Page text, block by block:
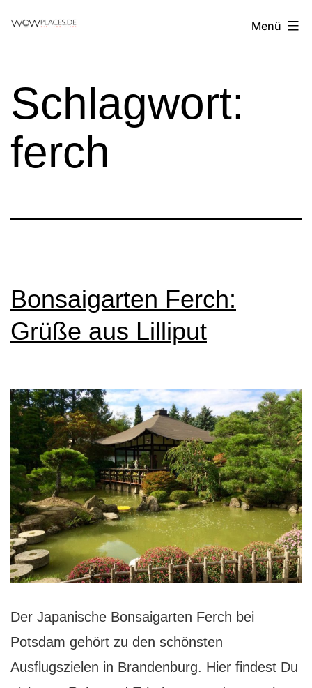
Reiseblog
Menü
Schlagwort:
ferch
Bonsaigarten Ferch:
Grüße aus Lilliput
Der Japanische Bonsaigarten Ferch bei
Potsdam gehört zu den schönsten
Ausflugszielen in Brandenburg. Hier findest Du